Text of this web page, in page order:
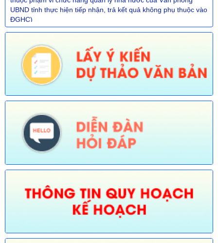
ĐGHC)
Ngày ban hành: (30/07/2026)
Số:673/TB-UBND
được sửa đổi, bổ sung trong lĩnh vực Phát thanh truyền hình và
thông tin điện tử thuộc phạm vi chức năng quản lý của Sở Văn
hóa, Thể thao và Du lịch)
Ngày ban hành: (30/07/2026)
Số:674/TB-UBND
được sửa đổi, bổ sung, thay thế, bãi bỏ trong lĩnh vực đường
thủy nội địa thuộc phạm vi chức năng quản lý của Sở Xây dựng)
Ngày ban hành: (30/07/2026)
675/TB-UBND
Tên:(Thông báo về việc công bố Danh mục thủ tục hành chính
bị bãi bỏ trong lĩnh vực nông nghiệp thuộc phạm vi chức năng
Ngày ban hành: (30/07/2026)
(Thông báo về việc công bố thủ tục hành chính nội bộ
phạm vi chức năng quản lý của Sở Xây dựng)